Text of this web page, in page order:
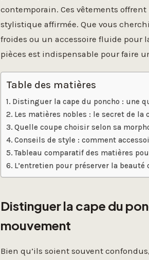
contemporain. Ces vêtements
stylistique affirmée. Que vous
froides ou un accessoire fluide pour
pièces est indispensable pour faire
Table des matières
Distinguer la cape du poncho : une
Les matières nobles : le secret de
Quelle coupe choisir selon sa
Conseils de style : comment
Tableau comparatif des matières
L’entretien pour préserver la beauté
Distinguer la cape du
mouvement
Bien qu’ils soient souvent